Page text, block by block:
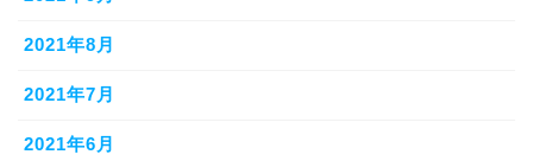
2021年8月
2021年7月
2021年6月